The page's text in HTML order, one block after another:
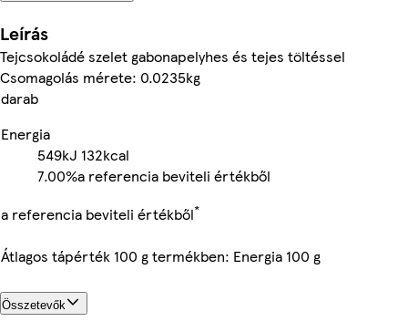
Leírás
Tejcsokoládé szelet gabonapelyhes és tejes töltéssel
Csomagolás mérete: 0.0235kg
darab
Energia
549kJ 132kcal
7.00%a referencia beviteli értékből
a referencia beviteli értékből*
Átlagos tápérték 100 g termékben: Energia 100 g
Összetevők